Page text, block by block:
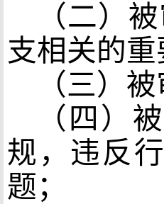
（二）
支相关的
（三）
（四）
规，违反
题；